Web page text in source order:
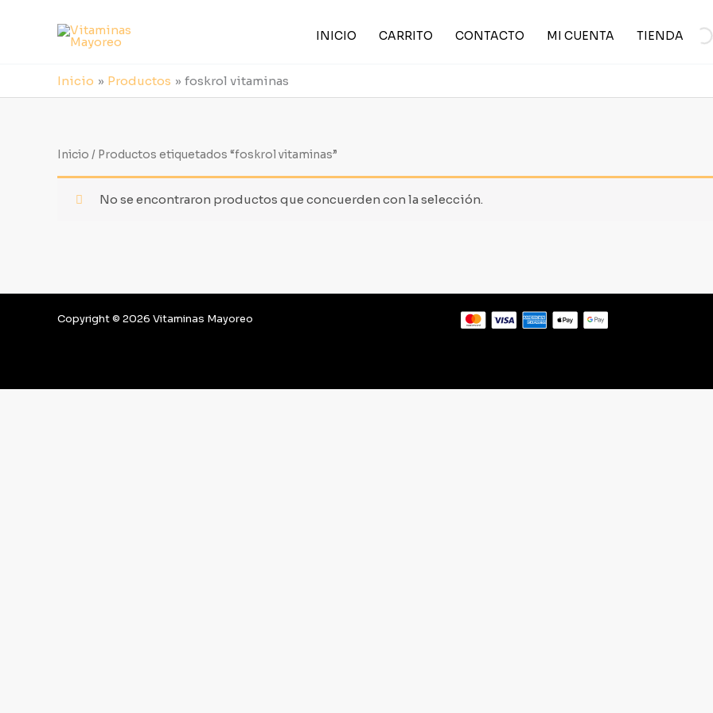
INICIO CARRITO CONTACTO MI CUENTA TIENDA
Inicio Productos foskrol vitaminas
Inicio / Productos etiquetados “foskrol vitaminas”
No se encontraron productos que concuerden con la selección.
Copyright © 2026 Vitaminas Mayoreo